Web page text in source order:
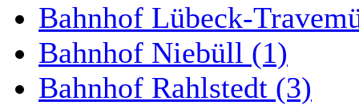
Bahnhof Lübeck-
Bahnhof Niebüll (1)
Bahnhof Rahlstedt (3)